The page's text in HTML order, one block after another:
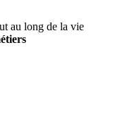
au long de la vie